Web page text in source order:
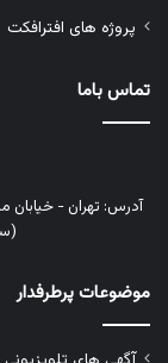
پروژه های افترافکت
تماس باما
موضوعات پرطرفدار